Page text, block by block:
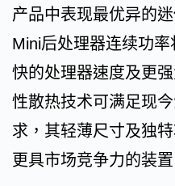
产品中表现最优异的
Mini后处理器连续功
快的处理器速度及更
性散热技术可满足现
求，其轻薄尺寸及独
更具市场竞争力的装置